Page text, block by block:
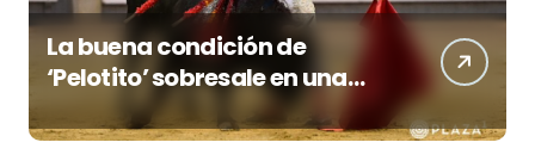
La buena condición de
‘Pelotito’ sobresale en una
noche gris en Las Ventas